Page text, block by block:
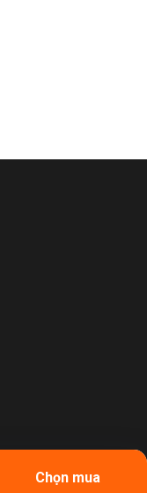
Chọn mua